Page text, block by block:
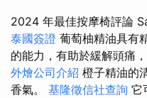
2024 年最佳按摩椅評論
泰國簽證 葡萄柚精油具有
的能力，有助於緩解頭痛
外燴公司介紹 橙子精油的
香氣。 基隆徵信社查詢 它